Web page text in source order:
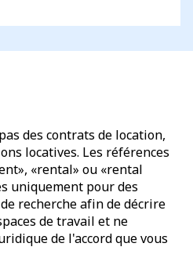
des contrats de location,
locatives. Les références
«rental» ou «rental
uniquement pour des
recherche afin de décrire
de travail et ne
de l'accord que vous